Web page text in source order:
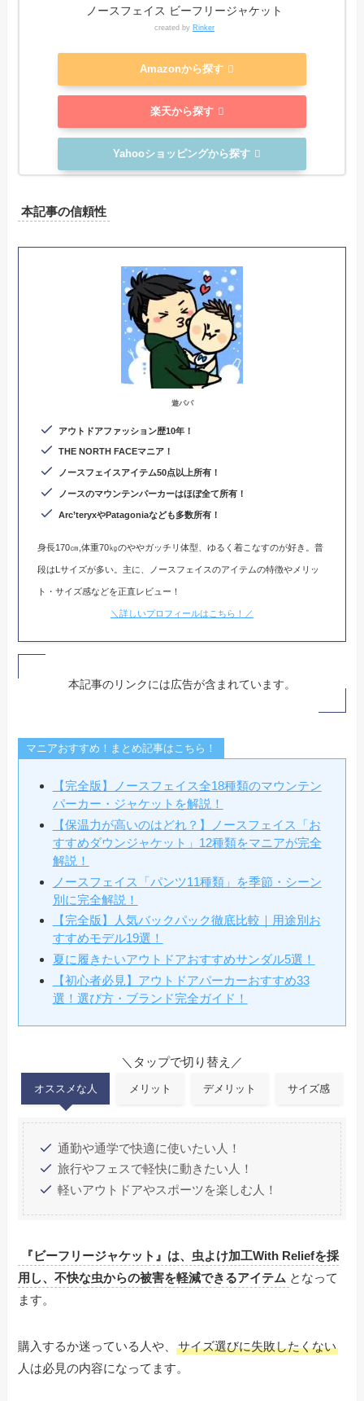
ノースフェイス ビーフリージャケット
created by Rinker
Amazonから探す
楽天から探す
Yahooショッピングから探す
本記事の信頼性
遊パパ
アウトドアファッション歴10年！
THE NORTH FACEマニア！
ノースフェイスアイテム50点以上所有！
ノースのマウンテンパーカーはほぼ全て所有！
Arc’teryxやPatagoniaなども多数所有 ！
身長170㎝,体重70㎏のややガッチリ体型、ゆるく着こなすのが好き。普
段はLサイズが多い。主に、ノースフェイスのアイテムの特徴やメリッ
ト・サイズ感などを正直レビュー！
＼詳しいプロフィールはこちら！／
本記事のリンクには広告が含まれています。
マニアおすすめ！まとめ記事はこちら！
【完全版】ノースフェイス全18種類のマウンテン
パーカー・ジャケットを解説！
【保温力が高いのはどれ？】ノースフェイス「お
すすめダウンジャケット」12種類をマニアが完全
解説！
ノースフェイス「パンツ11種類」を季節・シーン
別に完全解説！
【完全版】人気バックパック徹底比較｜用途別お
すすめモデル19選！
夏に履きたいアウトドアおすすめサンダル5選！
【初心者必見】アウトドアパーカーおすすめ33
選！選び方・ブランド完全ガイド！
＼タップで切り替え／
オススメな人 メリット デメリット サイズ感
通勤や通学で快適に使いたい人！
旅行やフェスで軽快に動きたい人！
軽いアウトドアやスポーツを楽しむ人！
『ビーフリージャケット』は、虫よけ加工With Reliefを採
用し、不快な虫からの被害を軽減できるアイテム となって
ます。
購入するか迷っている人や、サイズ選びに失敗したくない
人は必見の内容になってます。